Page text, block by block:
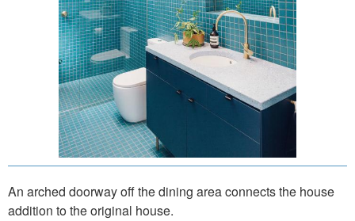
An arched doorway off the dining area connects the house
addition to the original house.